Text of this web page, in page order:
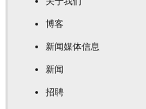
博客
新闻媒体信息
新闻
招聘